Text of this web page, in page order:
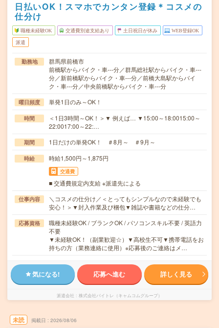
日払いOK！スマホでカンタン登録＊コスメの
仕分け
職種未経験OK 交通費別途支給あり 土日祝日が休み WEB登録OK
派遣
勤務地
群馬県前橋市
前橋駅からバイク・車---分／群馬総社駅からバイク・車---
分／新前橋駅からバイク・車---分／前橋大島駅からバイ
ク・車---分／中央前橋駅からバイク・車---分
曜日頻度 単発1日のみ～OK！
時間
＜1日3時間～OK！＞▼ 例えば… ▼15:00～18:0015:00～
22:0017:00～22:…
期間 1日だけの単発OK！ ＃8月～ ＃9月～
時給 時給1,500円～1,875円
交通費
■ 交通費規定内支給 ※派遣先による
仕事内容
＼コスメの仕分け／＜とってもシンプルなので未経験でも
安心！＞▼封入作業及び梱包▼雑誌や書籍などの仕分…
応募資格
職種未経験OK / ブランクOK / パソコンスキル不要 / 英語力
不要
▼未経験OK！（副業歓迎☆）▼高校生不可▼携帯電話をお
持ちの方（業務連絡に使用）※応募後のご連絡はメ…
気になる! 応募へ進む 詳しく見る
派遣会社 株式会社バイトレ（キャムコムグループ）
未読 掲載日 2026/08/06